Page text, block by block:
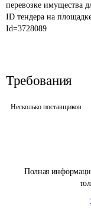
Полная
перевозке
ID тендера на
Id=3728089
Требования
Несколько поставщиков